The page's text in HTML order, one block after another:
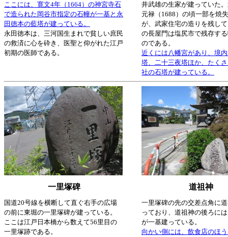
ここには、寛文4年（1664）の神宮寺石
で造られた岡谷市指定の石幢が一基と永
田徳本の藍塔が建っている。
永田徳本は、三河国生まれで貧しい庶民
の救済に心を砕き、医聖と仰がれた江戸
初期の医師である。
井武雄の生家が建っていた
元禄（1688）の頃一部を焼
が、武家住宅の造りを残し
の長屋門は塩尻市で残存す
のである。
近くには八幡宮があり、境
塔、二十三夜塔ほか、たく
社の石塔が建っている。
一里塚碑 道祖神
国道20号線を横断して直ぐ右手の広場
の前に東堀の一里塚碑が建っている。
ここは江戸日本橋から数えて56里目の
一里塚跡である。
一里塚碑の先の交差点角に
っており、道祖神の後ろに
が一基建っている。
向かい側には、飲食店のほ